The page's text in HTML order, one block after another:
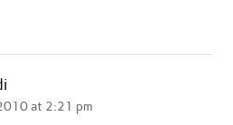
at 2:21 pm